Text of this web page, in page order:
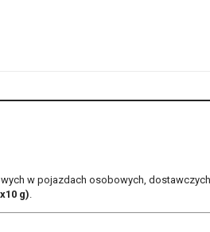
w pojazdach osobowych,
g).